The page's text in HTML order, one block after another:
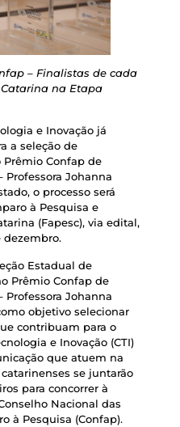
– Finalistas de cada
na Etapa
e Inovação já
a seleção de
Confap de
Professora Johanna
o processo será
à Pesquisa e
(Fapesc), via edital,
dezembro.
Estadual de
Prêmio Confap de
Professora Johanna
objetivo selecionar
contribuam para o
e Inovação (CTI)
que atuem na
se juntarão
para concorrer à
Nacional das
à Pesquisa (Confap).